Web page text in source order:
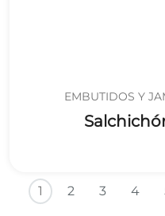
EMBUTIDOS Y
Paginación
1 2 3 4